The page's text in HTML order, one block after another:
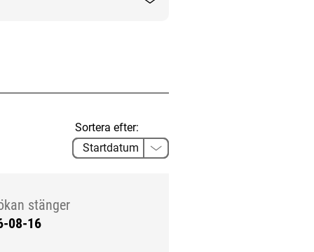
Sortera efter:
stänger
08-16